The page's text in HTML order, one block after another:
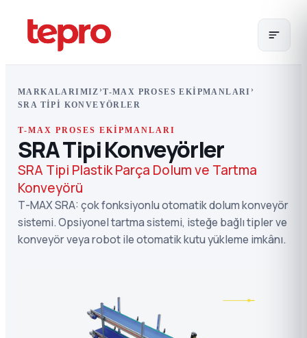
MARKALARIMIZ ›T-MAX PROSES EKIPMANLARI ›
SRA TIPI KONVEYÖRLER
T-MAX PROSES EKIPMANLARI
SRA Tipi Konveyörler
SRA Tipi Plastik Parça Dolum ve Tartma
Konveyörü
T-MAX SRA: çok fonksiyonlu otomatik dolum konveyör
sistemi. Opsiyonel tartma sistemi, isteğe bağlı tipler ve
konveyör veya robot ile otomatik kutu yükleme imkânı.